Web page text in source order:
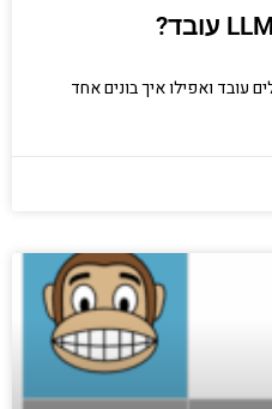
עובד ואפילו איך בונים אחד